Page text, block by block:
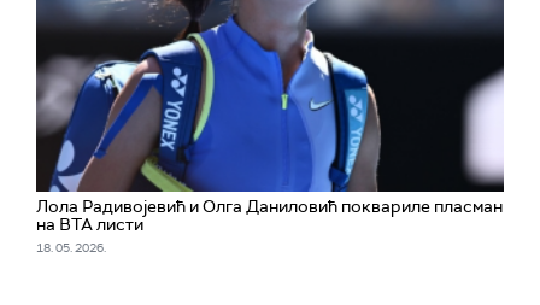
Лола Радивојевић и Олга Даниловић поквариле пласман
на ВТА листи
18. 05. 2026.